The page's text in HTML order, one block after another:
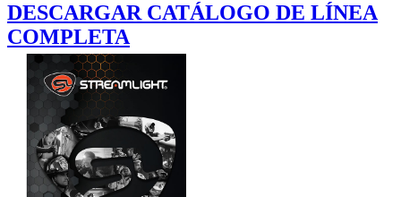
DESCARGAR CATÁLOGO DE LÍNEA
COMPLETA